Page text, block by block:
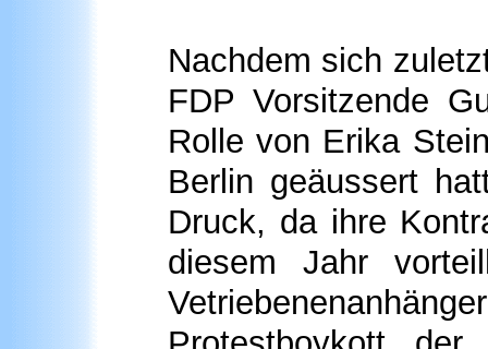
Nachdem sich
FDP Vorsitzende
Rolle von Erika
Berlin geäussert
Druck, da ihre
diesem Jahr